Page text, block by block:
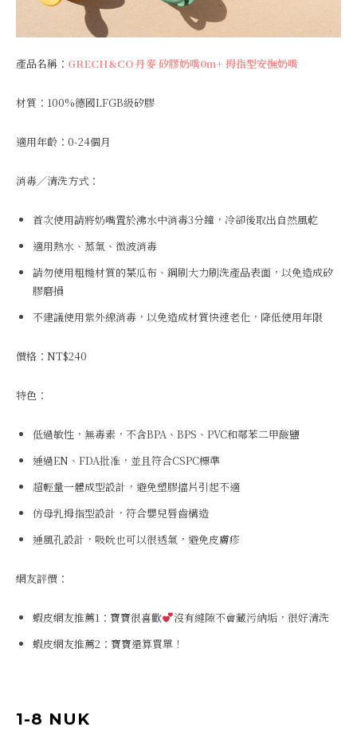
產品名稱： GRECH&CO 丹麥 矽膠奶嘴0m+ 拇指型安撫奶嘴
材質：100%德國LFGB級矽膠
適用年齡：0-24個月
消毒／清洗方式：
首次使用請將奶嘴置於沸水中消毒3分鐘，冷卻後取出自然風乾
適用熱水、蒸氣、微波消毒
請勿使用粗糙材質的菜瓜布、鋼刷大力刷洗產品表面，以免造成矽
膠磨損
不建議使用紫外線消毒，以免造成材質快速老化，降低使用年限
價格：NT$240
特色：
低過敏性，無毒素，不含BPA、BPS、PVC和鄰苯二甲酸鹽
通過EN、FDA批准，並且符合CSPC標準
超輕量一體成型設計，避免塑膠擋片引起不適
仿母乳拇指型設計，符合嬰兒唇齒構造
通風孔設計，吸吮也可以很透氣，避免皮膚疹
網友評價：
蝦皮網友推薦1：寶寶很喜歡
沒有縫隙不會藏污納垢，很好清洗
蝦皮網友推薦2：寶寶還算買單！
1-8 NUK